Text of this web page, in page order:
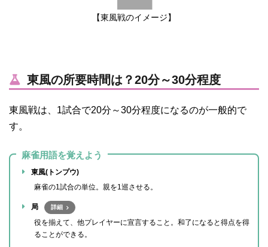
【東風戦のイメージ】
東風の所要時間は？20分～30分程度
東風戦は、1試合で20分～30分程度になるのが一般的で
す。
麻雀用語を覚えよう
東風(トンプウ)
麻雀の1試合の単位。親を1巡させる。
局 詳細
役を揃えて、他プレイヤーに宣言すること。和了になると得点を得
ることができる。